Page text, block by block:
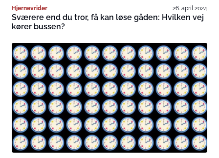
Hjernevrider 26. april 2024
Sværere end du tror, få kan løse gåden: Hvilken vej
kører bussen?